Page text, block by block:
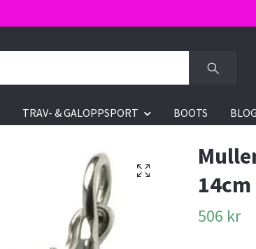
TRAV- & GALOPPSPORT BOOTS
14cm
506 kr